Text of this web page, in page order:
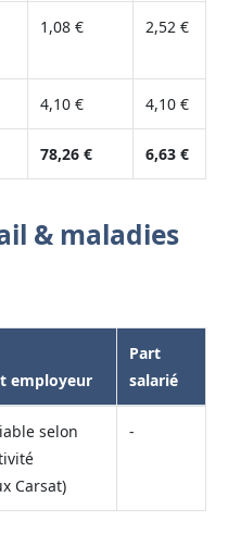
1,08 € 2,52 €
4,10 € 4,10 €
78,26 € 6,63 €
& maladies
employeur
Part
salarié
selon
Carsat)
-